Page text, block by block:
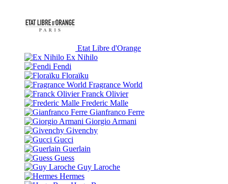
Etat Libre d'Orange
Ex Nihilo
Fendi
Floraïku
Fragrance World
Franck Olivier
Frederic Malle
Gianfranco Ferre
Giorgio Armani
Givenchy
Gucci
Guerlain
Guess
Guy Laroche
Hermes